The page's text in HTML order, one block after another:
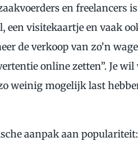
en freelancers
een visitekaartje en vaak
de verkoop van zo’n
online zetten”. Je
weinig mogelijk last
aanpak aan